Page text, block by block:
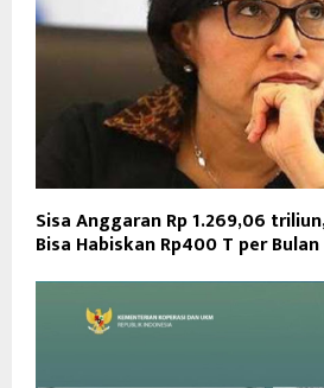
Sisa Anggaran Rp 1.269,06
Bisa Habiskan Rp400 T per Bulan